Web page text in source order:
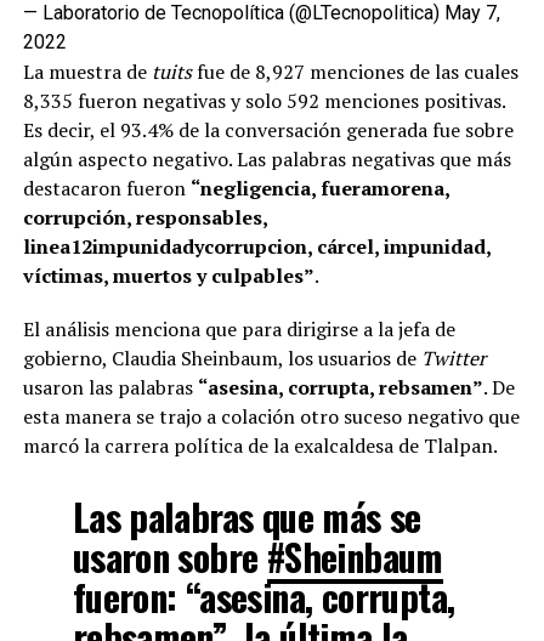
— Laboratorio de Tecnopolítica (@LTecnopolitica) May 7,
2022
La muestra de tuitsfue de 8,927 menciones de las cuales
8,335 fueron negativas y solo 592 menciones positivas.
Es decir, el 93.4% de la conversación generada fue sobre
algún aspecto negativo. Las palabras negativas que más
destacaron fueron “negligencia, fueramorena,
corrupción, responsables,
linea12impunidadycorrupcion, cárcel, impunidad,
víctimas, muertos y culpables”.
El análisis menciona que para dirigirse a la jefa de
gobierno, Claudia Sheinbaum, los usuarios de Twitter
usaron las palabras “asesina, corrupta, rebsamen”. De
esta manera se trajo a colación otro suceso negativo que
marcó la carrera política de la exalcaldesa de Tlalpan.
Las palabras que más se
usaron sobre #Sheinbaum
fueron: “asesina, corrupta,